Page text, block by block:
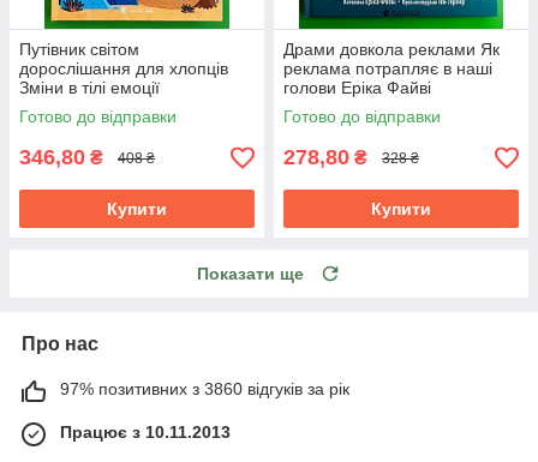
Путівник світом
дорослішання для хлопців
Зміни в тілі емоції
бодіпозитив Барбара
Петрущак
Готово до відправки
346,80 ₴ 408 ₴
Купити
Драми довкола реклами Як
реклама потрапляє в наші
голови Еріка Файві
Видавництво Старого Лева
Готово до відправки
278,80 ₴ 328 ₴
Купити
Показати ще
Про нас
97% позитивних з 3860 відгуків за рік
Працює з 10.11.2013